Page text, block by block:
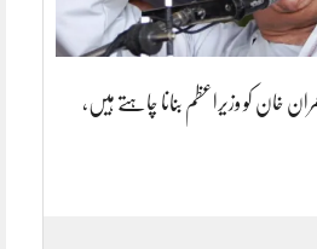
خان کو وزیراعظم بنانا چاہتے ہیں،